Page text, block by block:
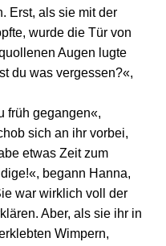
Erst, als sie mit der
wurde die Tür von
Augen lugte
du was vergessen?«,
früh gegangen«,
sich an ihr vorbei,
etwas Zeit zum
begann Hanna,
war wirklich voll der
Aber, als sie ihr in
Wimpern,